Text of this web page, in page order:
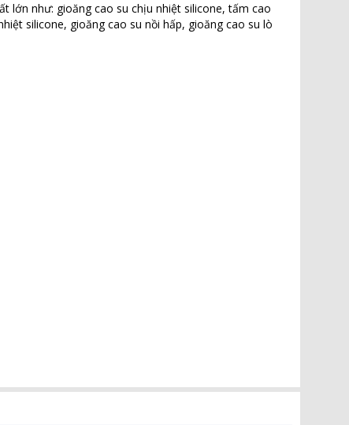
lớn như: gioăng cao su chịu nhiệt silicone, tấm cao
silicone, gioăng cao su nồi hấp, gioăng cao su lò